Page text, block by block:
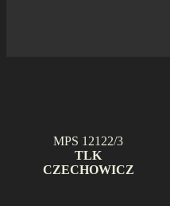
MPS 12122/3
TLK
CZECHOWICZ